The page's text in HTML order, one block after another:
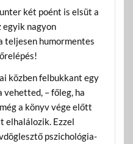
két poént is elsüt a
egyik nagyon
teljesen humormentes
közben felbukkant egy
vehetted, – főleg, ha
a könyv vége előtt
elhalálozik. Ezzel
pszichológia-